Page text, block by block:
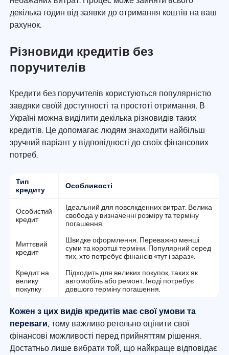
декілька годин від заявки до отримання коштів на ваш
рахунок.
Різновиди кредитів без
поручителів
Кредити без поручителів користуються популярністю
завдяки своїй доступності та простоті отримання. В
Україні можна виділити декілька різновидів таких
кредитів. Це допомагає людям знаходити найбільш
зручний варіант у відповідності до своїх фінансових
потреб.
Тип
кредиту
Особливості
Особистий
кредит
Ідеальний для повсякденних витрат. Велика
свобода у визначенні розміру та терміну
погашення.
Миттєвий
кредит
Швидке оформлення. Переважно менші
суми та коротші терміни. Популярний серед
тих, хто потребує фінансів «тут і зараз».
Кредит на
велику
покупку
Підходить для великих покупок, таких як
автомобіль або ремонт. Іноді потребує
довшого терміну погашення.
Кожен з цих видів кредитів має свої умови та
переваги, тому важливо ретельно оцінити свої
фінансові можливості перед прийняттям рішення.
Достатньо лише вибрати той, що найкраще відповідає